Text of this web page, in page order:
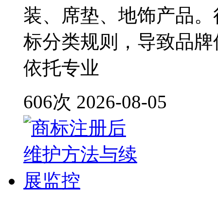
装、席垫、地饰产品
标分类规则，导致品
依托专业
606次 2026-08-05